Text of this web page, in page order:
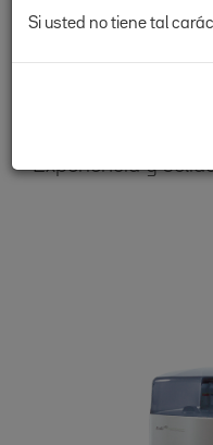
principal
Si usted no tiene tal
PRODUCTOS
Experiencia y